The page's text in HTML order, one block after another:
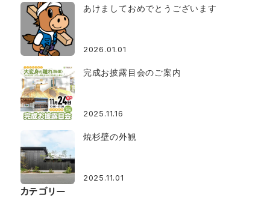
あけましておめでとうございます
2026.01.01
完成お披露目会のご案内
2025.11.16
焼杉壁の外観
2025.11.01
カテゴリー